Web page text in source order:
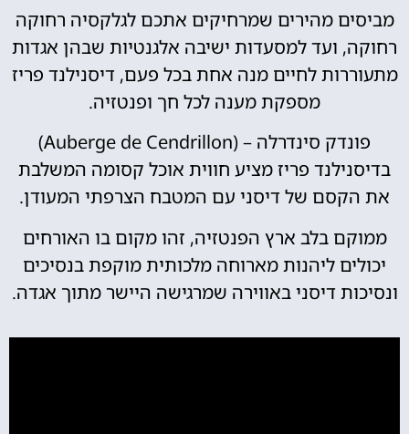
מביסים מהירים שמרחיקים אתכם לגלקסיה רחוקה
רחוקה, ועד למסעדות ישיבה אלגנטיות שבהן אגדות
מתעוררות לחיים מנה אחת בכל פעם, דיסנילנד פריז
מספקת מענה לכל חך ופנטזיה.
פונדק סינדרלה – (Auberge de Cendrillon)
בדיסנילנד פריז מציע חווית אוכל קסומה המשלבת
את הקסם של דיסני עם המטבח הצרפתי המעודן.
ממוקם בלב ארץ הפנטזיה, זהו מקום בו האורחים
יכולים ליהנות מארוחה מלכותית מוקפת בנסיכים
ונסיכות דיסני באווירה שמרגישה היישר מתוך אגדה.